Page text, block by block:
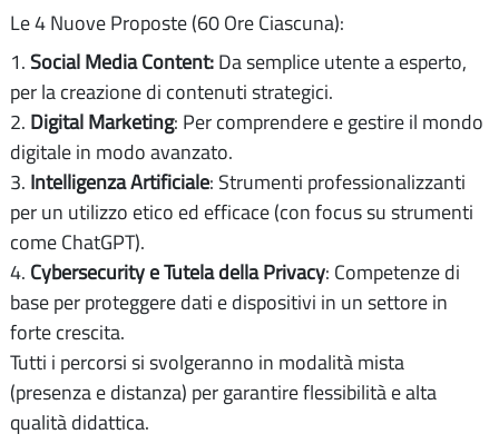
Le 4 Nuove Proposte (60 Ore Ciascuna):
1.Social Media Content:Da semplice utente a esperto,
per la creazione di contenuti strategici.
2. Digital Marketing: Per comprendere e gestire il mondo
digitale in modo avanzato.
3. Intelligenza Artificiale: Strumenti professionalizzanti
per un utilizzo etico ed efficace (con focus su strumenti
come ChatGPT).
4. Cybersecurity e Tutela della Privacy: Competenze di
base per proteggere dati e dispositivi in un settore in
forte crescita.
Tutti i percorsi si svolgeranno in modalità mista
(presenza e distanza) per garantire flessibilità e alta
qualità didattica.